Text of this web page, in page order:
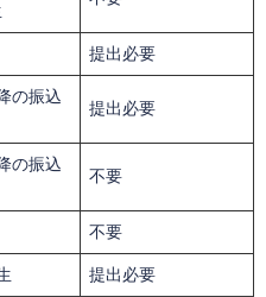
提出必要
の振込
提出必要
の振込
不要
不要
提出必要